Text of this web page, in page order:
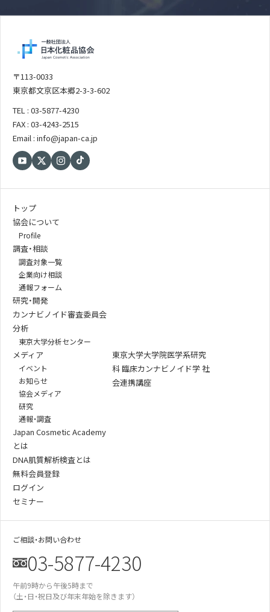
〒113-0033
東京都文京区本郷2-3-3-602
TEL : 03-5877-4230
FAX : 03-4243-2515
Email : info@japan-ca.jp
トップ
協会について
Profile
調査・相談
調査対象一覧
企業向け相談
通報フォーム
研究・開発
カンナビノイド審査委員会
分析
東京大学分析センター
メディア
イベント
お知らせ
協会メディア
研究
通報・調査
Japan Cosmetic Academy
とは
DNA肌質解析検査とは
無料会員登録
ログイン
セミナー
東京大学大学院医学系研究
科 臨床カンナビノイド学 社
会連携講座
ご相談・お問い合わせ
03-5877-4230
午前9時から午後5時まで
（土・日・祝日及び年末年始を除きます）